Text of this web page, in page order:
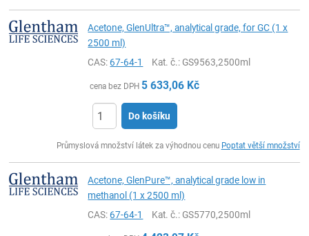
Acetone, GlenUltra™, analytical grade, for GC (1 x
2500 ml)
CAS:67-64-1 Kat. č.: GS9563,2500ml
cena bez DPH 5 633,06 Kč
Do košíku
Průmyslová množství látek za výhodnou cenu Poptat větší množství
Acetone, GlenPure™, analytical grade low in
methanol (1 x 2500 ml)
CAS:67-64-1 Kat. č.: GS5770,2500ml